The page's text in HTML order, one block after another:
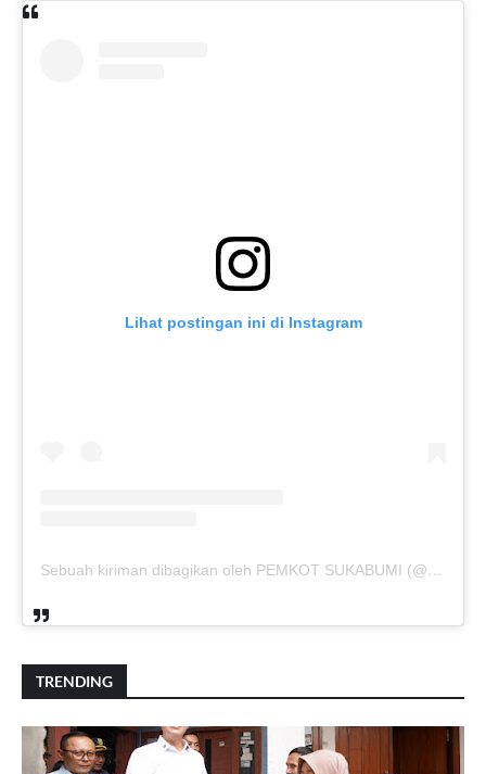
Lihat postingan ini di Instagram
Sebuah kiriman dibagikan oleh PEMKOT SUKABUMI (@pemkotsukabumi_)
TRENDING